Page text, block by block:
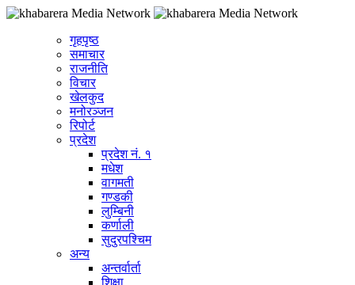
गृहपृष्ठ
समाचार
राजनीति
विचार
खेलकुद
मनोरञ्जन
रिपोर्ट
प्रदेश
प्रदेश नं. १
मधेश
वागमती
गण्डकी
लुम्बिनी
कर्णाली
सुदुरपश्चिम
अन्य
अन्तर्वार्ता
शिक्षा